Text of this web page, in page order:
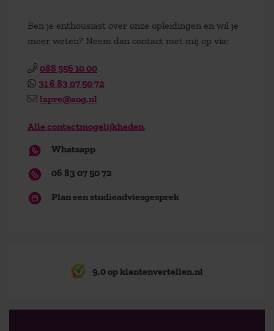
Ben je enthousiast over onze opleidingen en wil je
meer weten? Neem dan contact met mij op via:
088 556 10 00
31 6 83 07 50 72
lapre@aog.nl
Alle contactmogelijkheden.
Whatsapp
06 83 07 50 72
Plan een studieadviesgesprek
9,0 op klantenvertellen.nl